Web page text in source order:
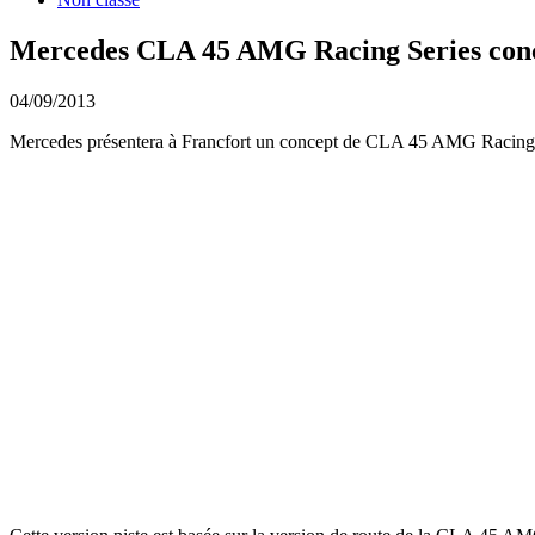
Mercedes CLA 45 AMG Racing Series
04/09/2013
Mercedes présentera à Francfort un concept de CLA 45 AMG